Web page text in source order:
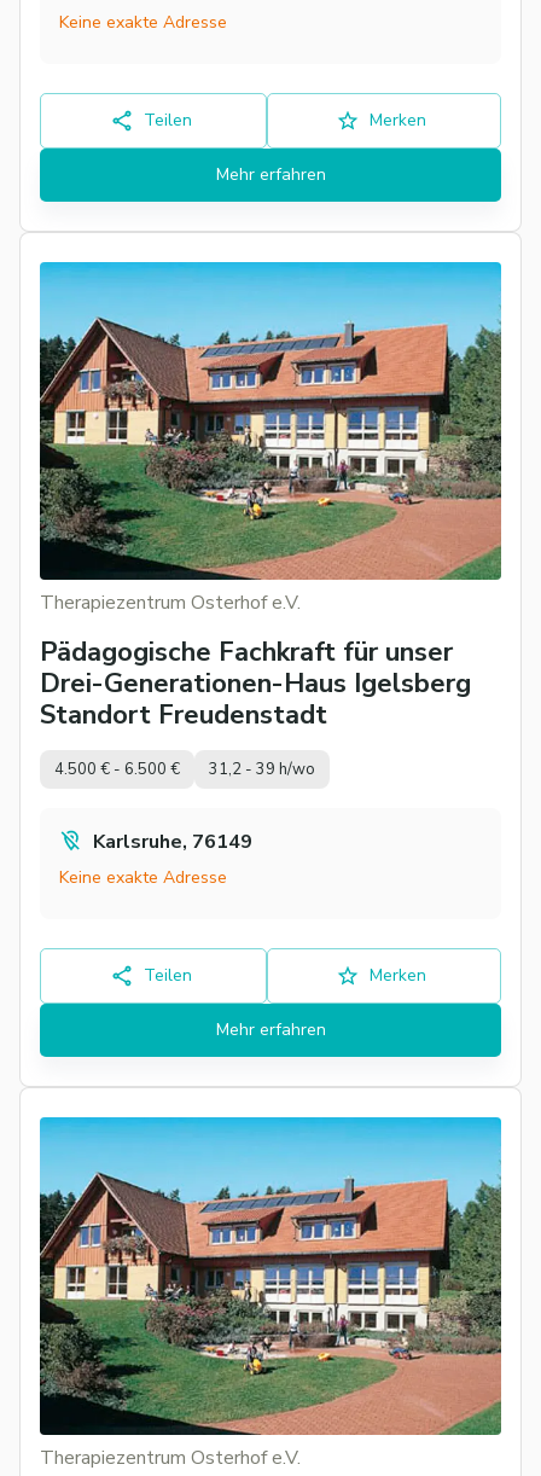
Keine exakte Adresse
Teilen Merken
Mehr erfahren
Therapiezentrum Osterhof e.V.
Pädagogische Fachkraft für unser
Drei-Generationen-Haus Igelsberg
Standort Freudenstadt
4.500 € - 6.500 € 31,2 - 39 h/wo
Karlsruhe, 76149
Keine exakte Adresse
Teilen Merken
Mehr erfahren
Therapiezentrum Osterhof e.V.